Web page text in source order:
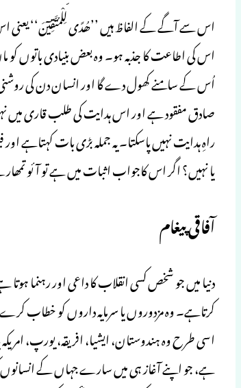
اس سے آگے کے الفاظ ہیں ’’ھُدًی لِّلْمُتَّقِیٓنَ‘‘
اس کی اطاعت کا جذبہ ہو۔ وہ بعض بنیادی باتوں
اُس کے سامنے کھول دے گا اور انسان دن کی
صادق مفقود ہے اور اس ہدایت کی طلب قاری میں
راہِ ہدایت نہیں پاسکتا۔ یہ جملہ بڑی بات
یا نہیں؟ اگر اس کاجواب اثبات میں ہے تو آئو
آفاقی پیغام
دنیا میں جو شخص کسی انقلاب کا داعی اور رہنما
کرتاہے۔ وہ مزدوروں یا سرمایہ داروں کو خطاب
اسی طرح وہ ہندوستان، ایشیا، افریقہ، یورپ،
ہے، جو اپنے آغاز ہی میں سارے جہاں کے انسانوں